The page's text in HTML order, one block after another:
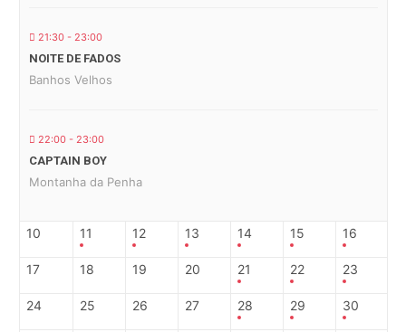
21:30 - 23:00
NOITE DE FADOS
Banhos Velhos
22:00 - 23:00
CAPTAIN BOY
Montanha da Penha
10 11 12 13 14 15 16
17 18 19 20 21 22 23
24 25 26 27 28 29 30